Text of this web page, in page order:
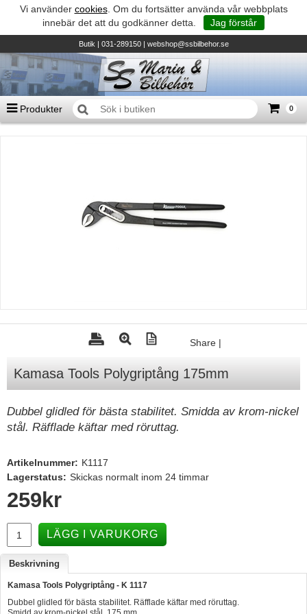
Vi använder cookies. Om du fortsätter använda vår webbplats
innebär det att du godkänner detta.
Jag förstår
Butik| 031-289150 | webshop@ssbilbehor.se
Produkter 0
Suzuki - Utombordare
Tohatsu - Utombordare
TK Trailer
Yanmar Servicedelar
Mercury Servicedelar
Garmin
Humminbird
Simrad
B&G
Båttillbehör
Share |
Kamasa Tools Polygriptång 175mm
Dubbel glidled för bästa stabilitet. Smidda av krom-nickel
stål. Räfflade käftar med röruttag.
Artikelnummer: K1117
Lagerstatus: Skickas normalt inom 24 timmar
259 kr
LÄGG I VARUKORG
Beskrivning
Kamasa Tools Polygriptång - K 1117
Dubbel glidled för bästa stabilitet. Räfflade käftar med röruttag.